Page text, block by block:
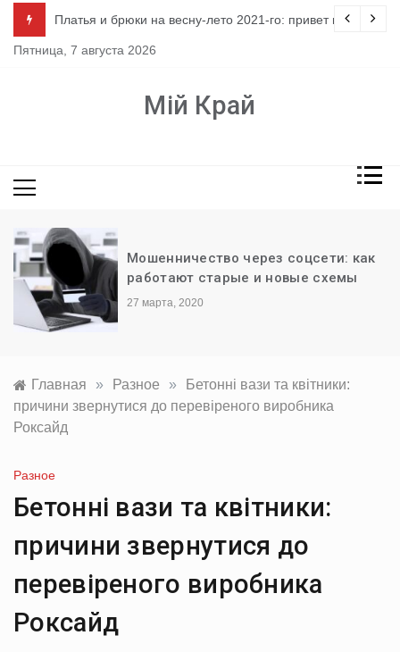
содержимому
Платья и брюки на весну-лето 2021-го: привет из 80-х
Пятница, 7 августа 2026
Мій Край
Мошенничество через соцсети: как
работают старые и новые схемы
27 марта, 2020
Главная » Разное »
Бетонні вази та квітники:
причини звернутися до перевіреного виробника
Роксайд
Разное
Бетонні вази та квітники:
причини звернутися до
перевіреного виробника
Роксайд